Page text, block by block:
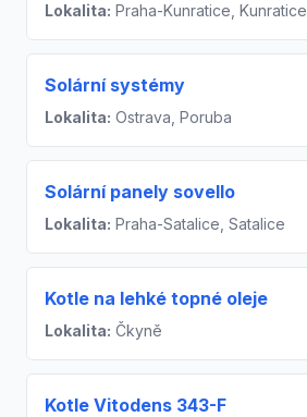
Lokalita: Praha-Kunratice, Kunratice
Solární systémy
Lokalita: Ostrava, Poruba
Solární panely sovello
Lokalita: Praha-Satalice, Satalice
Kotle na lehké topné oleje
Lokalita: Čkyně
Kotle Vitodens 343-F